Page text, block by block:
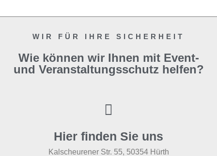
WIR FÜR IHRE SICHERHEIT
Wie können wir Ihnen mit Event-
und Veranstaltungsschutz helfen?
Hier finden Sie uns
Kalscheurener Str. 55, 50354 Hürth